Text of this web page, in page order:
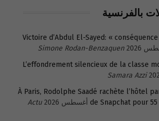
بالفرنسية
Victoire d’Abdul El-Sayed: «
Simone Rodan-Benzaquen
L’effondrement silencieux de la classe
Samara Azzi
À Paris, Rodolphe Saadé rachète l’hôtel
de Snapchat pour
Actu